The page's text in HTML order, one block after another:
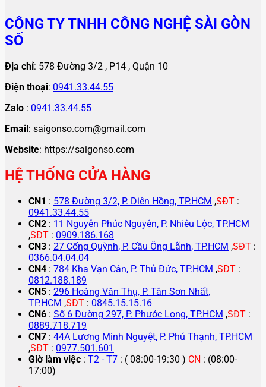
CÔNG TY TNHH CÔNG NGHỆ SÀI GÒN
SỐ
Địa chỉ: 578 Đường 3/2 , P14 , Quận 10
Điện thoại: 0941.33.44.55
Zalo : 0941.33.44.55
Email: saigonso.com@gmail.com
Website: https://saigonso.com
HỆ THỐNG CỬA HÀNG
CN1 : 578 Đường 3/2, P. Diên Hồng, TP.HCM ,SĐT :
0941.33.44.55
CN2 : 11 Nguyễn Phúc Nguyên, P. Nhiêu Lộc, TP.HCM
,SĐT : 0909.186.168
CN3 : 27 Cống Quỳnh, P. Cầu Ông Lãnh, TP.HCM ,SĐT :
0366.04.04.04
CN4 : 784 Kha Vạn Cân, P. Thủ Đức, TP.HCM ,SĐT :
0812.188.189
CN5 : 296 Hoàng Văn Thụ, P. Tân Sơn Nhất,
TP.HCM ,SĐT : 0845.15.15.16
CN6 : Số 6 Đường 297, P. Phước Long, TP.HCM ,SĐT :
0889.718.719
CN7 : 44A Lương Minh Nguyệt, P. Phú Thạnh, TP.HCM
,SĐT : 0977.501.601
Giờ làm việc : T2 - T7 : ( 08:00-19:30 ) CN : (08:00-
17:00)